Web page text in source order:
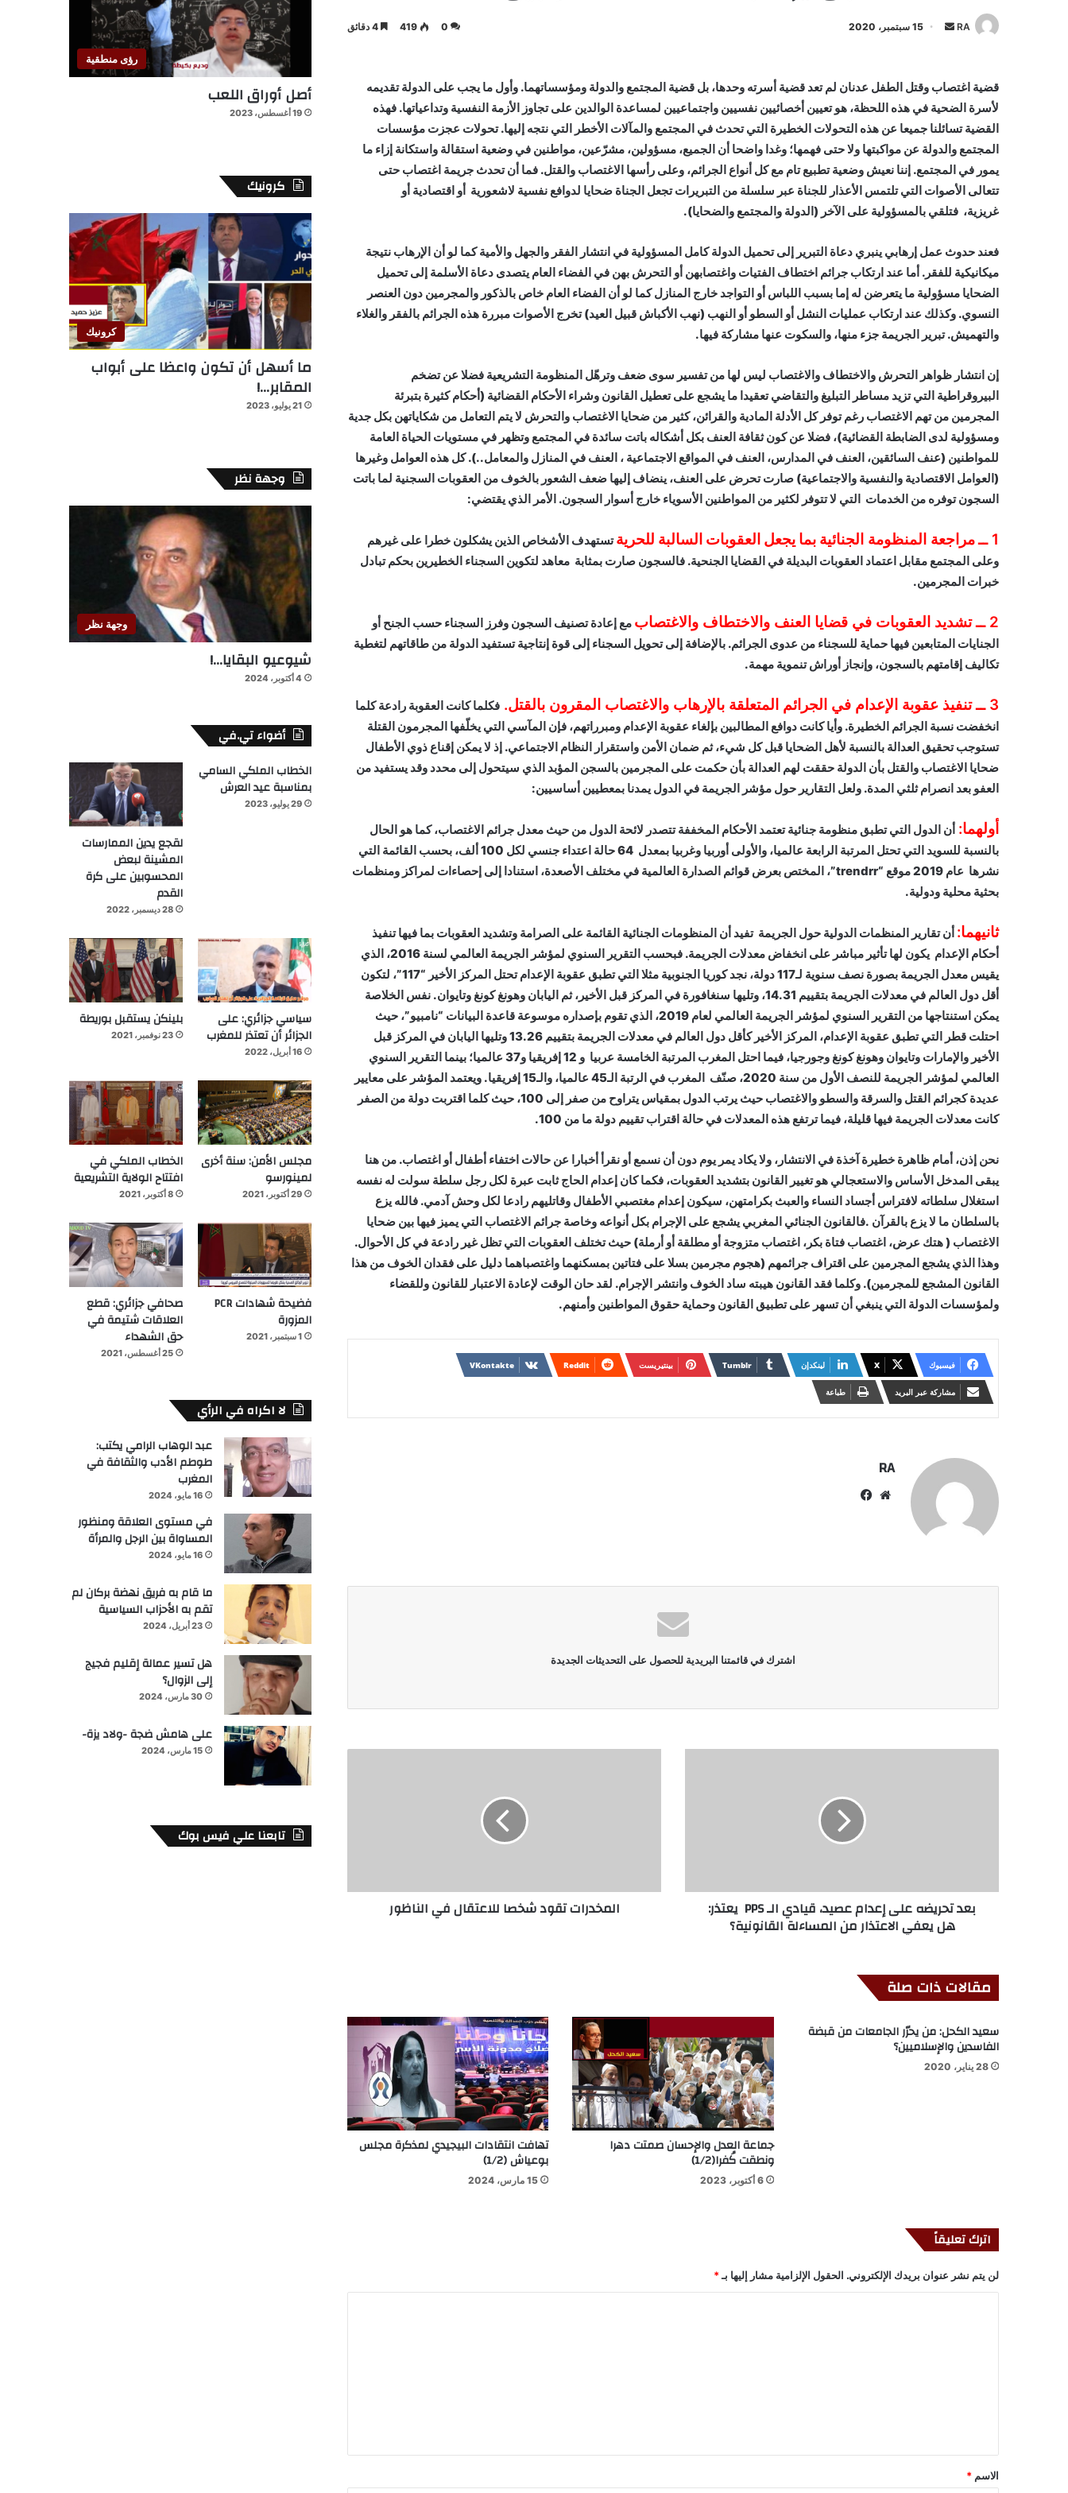
RA
أرسل 15 سبتمبر، 2020 0
419
قضية اغتصاب وقتل الطفل عدنان لم تعد قضية أسرته وحدها، بل قضية المجتمع والدولة ومؤسساتهما. وأول ما يجب على الدولة تقديمه
لأسرة الضحية في هذه اللحظة، هو تعيين أخصائيين نفسيين واجتماعيين لمساعدة الوالدين على تجاوز الأزمة النفسية وتداعياتها. فهذه
القضية تسائلنا جميعا عن هذه التحولات الخطيرة التي تحدث في المجتمع والمآلات الأخطر التي نتجه إليها. تحولات عجزت مؤسسات
المجتمع والدولة عن مواكبتها ولا حتى فهمها؛ وغدا واضحا أن الجميع، مسؤولين، مشرّعين، مواطنين في وضعية استقالة واستكانة إزاء ما
يمور في المجتمع. إننا نعيش وضعية تطبيع تام مع كل أنواع الجرائم، وعلى رأسها الاغتصاب والقتل. فما أن تحدث جريمة اغتصاب حتى
تتعالى الأصوات التي تلتمس الأعذار للجناة عبر سلسلة من التبريرات تجعل الجناة ضحايا لدوافع نفسية لاشعورية أو اقتصادية أو
غريزية، فتلقي بالمسؤولية على الآخر (الدولة والمجتمع والضحايا).
فعند حدوث عمل إرهابي ينبري دعاة التبرير إلى تحميل الدولة كامل المسؤولية في انتشار الفقر والجهل والأمية كما لو أن الإرهاب نتيجة
ميكانيكية للفقر. أما عند ارتكاب جرائم اختطاف الفتيات واغتصابهن أو التحرش بهن في الفضاء العام يتصدى دعاة الأسلمة إلى تحميل
الضحايا مسؤولية ما يتعرضن له إما بسبب اللباس أو التواجد خارج المنازل كما لو أن الفضاء العام خاص بالذكور والمجرمين دون العنصر
النسوي. وكذلك عند ارتكاب عمليات النشل أو السطو أو النهب (نهب الأكباش قبيل العيد) تخرج الأصوات مبررة هذه الجرائم بالفقر والغلاء
والتهميش. تبرير الجريمة جزء منها، والسكوت عنها مشاركة فيها.
إن انتشار ظواهر التحرش والاختطاف والاغتصاب ليس لها من تفسير سوى ضعف وترهّل المنظومة التشريعية فضلا عن تضخم
البيروقراطية التي تزيد مساطر التبليغ والتقاضي تعقيدا ما يشجع على تعطيل القانون وشراء الأحكام القضائية (أحكام كثيرة بتبرئة
المجرمين من تهم الاغتصاب رغم توفر كل الأدلة المادية والقرائن، كثير من ضحايا الاغتصاب والتحرش لا يتم التعامل من شكاياتهن بكل جدية
ومسؤولية لدى الضابطة القضائية)، فضلا عن كون ثقافة العنف بكل أشكاله باتت سائدة في المجتمع وتظهر في مستويات الحياة العامة
للمواطنين (عنف السائقين، العنف في المدارس، العنف في المواقع الاجتماعية ، العنف في المنازل والمعامل..). كل هذه العوامل وغيرها
(العوامل الاقتصادية والنفسية والاجتماعية) صارت تحرض على العنف، ينضاف إليها ضعف الشعور بالخوف من العقوبات السجنية لما باتت
السجون توفره من الخدمات التي لا تتوفر لكثير من المواطنين الأسوياء خارج أسوار السجون. الأمر الذي يقتضي:
1 ــ مراجعة المنظومة الجنائية بما يجعل العقوبات السالبة للحريةتستهدف الأشخاص الذين يشكلون خطرا على غيرهم
وعلى المجتمع مقابل اعتماد العقوبات البديلة في القضايا الجنحية. فالسجون صارت بمثابة معاهد لتكوين السجناء الخطيرين بحكم تبادل
خبرات المجرمين.
2 ــ تشديد العقوبات في قضايا العنف والاختطاف والاغتصاب
مع إعادة تصنيف السجون وفرز السجناء حسب الجنح أو
الجنايات المتابعين فيها حماية للسجناء من عدوى الجرائم. بالإضافة إلى تحويل السجناء إلى قوة إنتاجية تستفيد الدولة من طاقاتهم لتغطية
تكاليف إقامتهم بالسجون، وإنجاز أوراش تنموية مهمة.
3 ــ تنفيذ عقوبة الإعدام في الجرائم المتعلقة بالإرهاب والاغتصاب المقرون بالقتل.
فكلما كانت العقوبة رادعة كلما
انخفضت نسبة الجرائم الخطيرة. وأيا كانت دوافع المطالبين بإلغاء عقوبة الإعدام ومبرراتهم، فإن المآسي التي يخلّفها المجرمون القتلة
تستوجب تحقيق العدالة بالنسبة لأهل الضحايا قبل كل شيء، ثم ضمان الأمن واستقرار النظام الاجتماعي. إذ لا يمكن إقناع ذوي الأطفال
ضحايا الاغتصاب والقتل بأن الدولة حققت لهم العدالة بأن حكمت على المجرمين بالسجن المؤبد الذي سيتحول إلى محدد وقد يستفيد من
العفو بعد انصرام ثلثي المدة. ولعل التقارير حول مؤشر الجريمة في الدول يمدنا بمعطيين أساسيين:
أولهما: أن الدول التي تطبق منظومة جنائية تعتمد الأحكام المخففة تتصدر لائحة الدول من حيث معدل جرائم الاغتصاب، كما هو الحال
بالنسبة للسويد التي تحتل المرتبة الرابعة عالميا، والأولى أوربيا وغربيا بمعدل 64 حالة اعتداء جنسي لكل 100 ألف، بحسب القائمة التي
نشرها عام 2019 موقع “trendrr”، المختص بعرض قوائم الصدارة العالمية في مختلف الأصعدة، استنادا إلى إحصاءات لمراكز ومنظمات
بحثية محلية ودولية.
ثانيهما: أن تقارير المنظمات الدولية حول الجريمة تفيد أن المنظومات الجنائية القائمة على الصرامة وتشديد العقوبات بما فيها تنفيذ
أحكام الإعدام يكون لها تأثير مباشر على انخفاض معدلات الجريمة. فبحسب التقرير السنوي لمؤشر الجريمة العالمي لسنة 2016، الذي
يقيس معدل الجريمة بصورة نصف سنوية لـ117 دولة، نجد كوريا الجنوبية مثلا التي تطبق عقوبة الإعدام تحتل المركز الأخير “117”، لتكون
أقل دول العالم في معدلات الجريمة بتقييم 14.31، وتليها سنغافورة في المركز قبل الأخير، ثم اليابان وهونغ كونغ وتايوان. نفس الخلاصة
يمكن استنتاجها من التقرير السنوي لمؤشر الجريمة العالمي لعام 2019، الذي تقوم بإصداره موسوعة قاعدة البيانات “نامبيو”، حيث
احتلت قطر التي تطبق عقوبة الإعدام، المركز الأخير كأقل دول العالم في معدلات الجريمة بتقييم 13.26 وتليها اليابان في المركز قبل
الأخير والإمارات وتايوان وهونغ كونغ وجورجيا، فيما احتل المغرب المرتبة الخامسة عربيا و 12 إفريقيا و37 عالميا؛ بينما التقرير السنوي
العالمي لمؤشر الجريمة للنصف الأول من سنة 2020، صنّف المغرب في الرتبة الـ45 عالميا، والـ15 إفريقيا. ويعتمد المؤشر على معايير
عديدة كجرائم القتل والسرقة والسطو والاغتصاب حيث يرتب الدول بمقياس يتراوح من صفر إلى 100، حيث كلما اقتربت دولة من الصفر
كانت معدلات الجريمة فيها قليلة، فيما ترتفع هذه المعدلات في حالة اقتراب تقييم دولة ما من 100.
نحن إذن، أمام ظاهرة خطيرة آخذة في الانتشار، ولا يكاد يمر يوم دون أن نسمع أو نقرأ أخبارا عن حالات اختفاء أطفال أو اغتصاب. من هنا
يبقى المدخل الأساس والاستعجالي هو تغيير القانون بتشديد العقوبات، فكما كان إعدام الحاج ثابت عبرة لكل رجل سلطة سولت له نفسه
استغلال سلطاته لافتراس أجساد النساء والعبث بكرامتهن، سيكون إعدام مغتصبي الأطفال وقاتليهم رادعا لكل وحش آدمي. فالله يزع
بالسلطان ما لا يزع بالقرآن .فالقانون الجنائي المغربي يشجع على الإجرام بكل أنواعه وخاصة جرائم الاغتصاب التي يميز فيها بين ضحايا
الاغتصاب ( هتك عرض، اغتصاب فتاة بكر، اغتصاب متزوجة أو مطلقة أو أرملة) حيث تختلف العقوبات التي تظل غير رادعة في كل الأحوال.
وهذا الذي يشجع المجرمين على اقتراف جرائمهم (هجوم مجرمين بسلا على فتاتين بمسكنهما واغتصباهما دليل على فقدان الخوف من هذا
القانون المشجع للمجرمين). وكلما فقد القانون هيبته ساد الخوف وانتشر الإجرام. لقد حان الوقت لإعادة الاعتبار للقانون وللقضاء
ولمؤسسات الدولة التي ينبغي أن تسهر على تطبيق القانون وحماية حقوق المواطنين وأمنهم.
فيسبوك X لينكدإن بينتيريست
مشاركة عبر البريد طباعة
RA
موقع
اشترك في قائمتنا البريدية للحصول على التحديثات الجديدة
بعد تحريضه على إعدام عصيد، قيادي الـ PPS يعتذر:
هل يعفي الاعتذار من المساءلة القانونية؟
المخدرات تقود شخصا للاعتقال في الناظور
مقالات ذات صلة
سعيد الكحل: من يحرّر الجامعات من قبضة
الفاسدين والإسلاميين؟
28 يناير، 2020
جماعة العدل والإحسان صمتت دهرا
ونطقت كُفرا(1/2)
6 أكتوبر، 2023
تهافت انتقادات البيجيدي لمذكرة مجلس
بوعياش (1/2)
15 مارس، 2024
اترك تعليقاً
لن يتم نشر عنوان بريدك الإلكتروني. الحقول الإلزامية مشار إليها بـ *
*
الاسم *
رؤى منطقية
أصل أوراق اللعب
19 أغسطس، 2023
كرونيك
كرونيك
ما أسهل أن تكون واعظا على أبواب
المقابر…!
21 يوليو، 2023
وجهة نظر
وجهة نظر
شيوعيو البقايا…!
4 أكتوبر، 2024
أضواء تي.في
الخطاب الملكي السامي
بمناسبة عيد العرش
29 يوليو، 2023
لقجع يدين الممارسات
المشينة لبعض
المحسوبين على كرة
القدم
28 ديسمبر، 2022
سياسي جزائري: على
الجزائر أن تعتذر للمغرب
16 أبريل، 2022
بلينكن يستقبل بوريطة
23 نوفمبر، 2021
مجلس الأمن: سنة أخرى
لمينورسو
29 أكتوبر، 2021
الخطاب الملكي في
افتتاح الولاية التشريعية
8 أكتوبر، 2021
فضيحة شهادات PCR
المزورة
1 سبتمبر، 2021
صحافي جزائري: قطع
العلاقات شتيمة في
حق الشهداء
25 أغسطس، 2021
لا اكراه في الرأي
عبد الوهاب الرامي يكتب:
طوطم الأدب والثقافة في
المغرب
16 مايو، 2024
في مستوى العلاقة ومنظور
المساواة بين الرجل والمرأة
16 مايو، 2024
ما قام به فريق نهضة بركان لم
تقم به الأحزاب السياسية
23 أبريل، 2024
هل تسير عمالة إقليم فجيج
إلى الزوال؟
30 مارس، 2024
على هامش ضجة -ولاد يزة-
15 مارس، 2024
تابعنا علي فيس بوك